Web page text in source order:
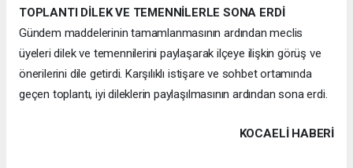
TOPLANTI DİLEK VE TEMENNİLERLE SONA ERDİ
Gündem maddelerinin tamamlanmasının ardından meclis
üyeleri dilek ve temennilerini paylaşarak ilçeye ilişkin görüş ve
önerilerini dile getirdi. Karşılıklı istişare ve sohbet ortamında
geçen toplantı, iyi dileklerin paylaşılmasının ardından sona erdi.
KOCAELI HABERİ